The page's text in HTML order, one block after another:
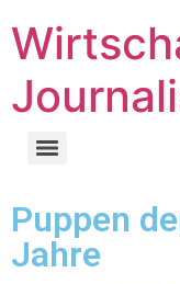
Puppen
Jahre